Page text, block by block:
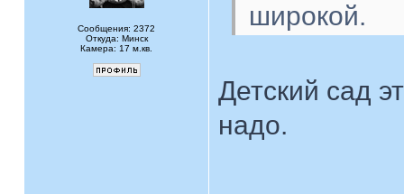
Сообщения: 2372
Откуда: Минск
Камера: 17 м.кв.
широкой.
Детский сад
надо.